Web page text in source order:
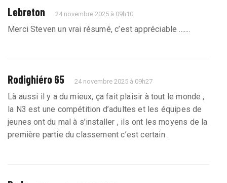
Lebreton 24 novembre 2025 à 09h10
Merci Steven un vrai résumé, c’est appréciable .......
Rodighiéro 65 24 novembre 2025 à 09h27
Là aussi il y a du mieux, ça fait plaisir à tout le monde ,
la N3 est une compétition d’adultes et les équipes de
jeunes ont du mal à s’installer , ils ont les moyens de la
première partie du classement c’est certain .